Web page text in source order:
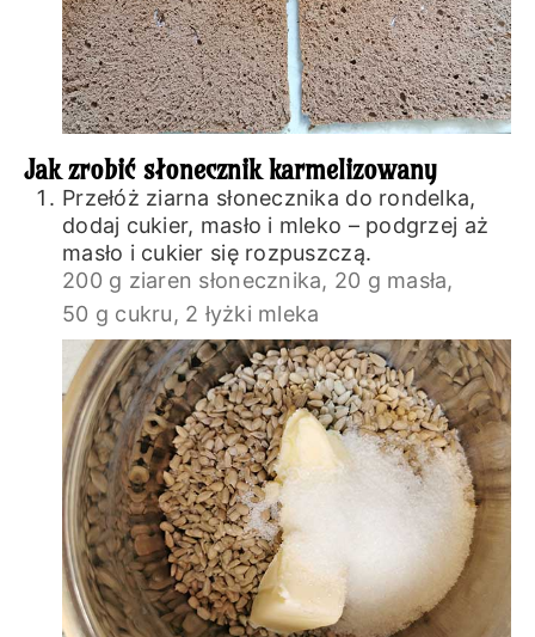
Jak zrobić słonecznik karmelizowany
Przełóż ziarna słonecznika do rondelka,
dodaj cukier, masło i mleko – podgrzej aż
masło i cukier się rozpuszczą.
200 g ziaren słonecznika, 20 g masła,
50 g cukru, 2 łyżki mleka